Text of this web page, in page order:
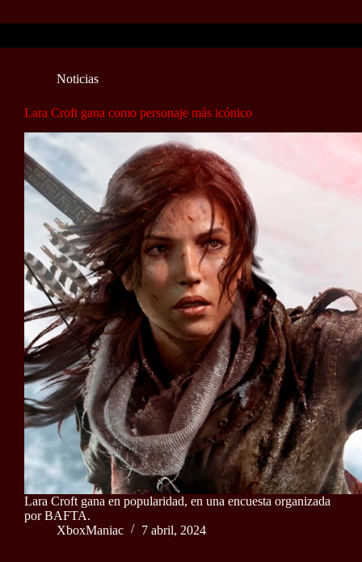
Noticias
Lara Croft gana como personaje más icónico
Lara Croft gana en popularidad, en una encuesta organizada
por BAFTA.
XboxManiac
7 abril, 2024